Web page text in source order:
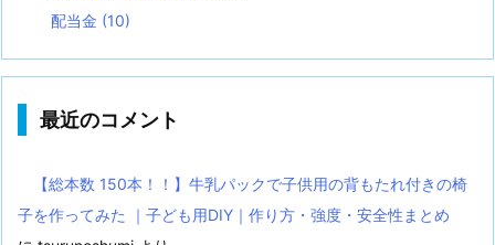
配当金 (10)
最近のコメント
【総本数 150本！！】牛乳パックで子供用の背もたれ付きの椅
子を作ってみた ｜子ども用DIY｜作り方・強度・安全性まとめ